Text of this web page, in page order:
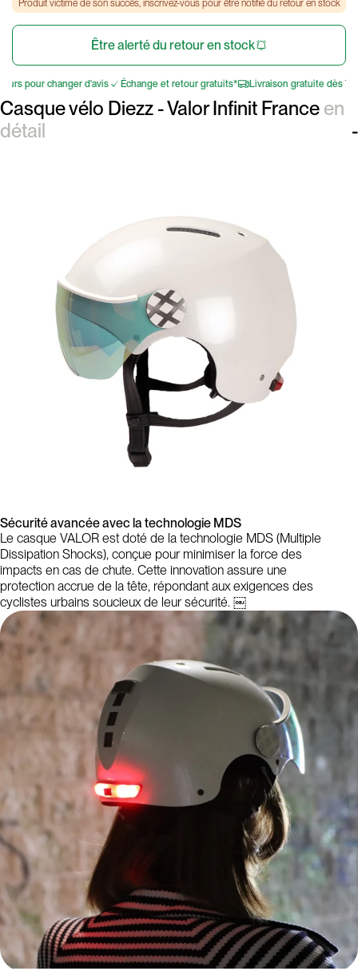
Produit victime de son succès, inscrivez-vous pour être notifié du retour en stock
Être alerté du retour en stock
pour changer d'avis Échange et retour gratuits* Livraison gratuite dès 75€
Casque vélo Diezz - Valor Infinit France en
détail
Sécurité avancée avec la technologie MDS
Le casque VALOR est doté de la technologie MDS (Multiple
Dissipation Shocks), conçue pour minimiser la force des
impacts en cas de chute. Cette innovation assure une
protection accrue de la tête, répondant aux exigences des
cyclistes urbains soucieux de leur sécurité. ￼